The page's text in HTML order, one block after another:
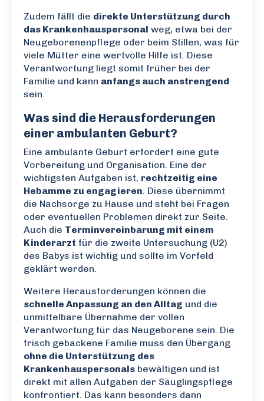
Zudem fällt die direkte Unterstützung durch
das Krankenhauspersonal weg, etwa bei der
Neugeborenenpflege oder beim Stillen, was für
viele Mütter eine wertvolle Hilfe ist. Diese
Verantwortung liegt somit früher bei der
Familie und kann anfangs auch anstrengend
sein.
Was sind die Herausforderungen
einer ambulanten Geburt?
Eine ambulante Geburt erfordert eine gute
Vorbereitung und Organisation. Eine der
wichtigsten Aufgaben ist, rechtzeitig eine
Hebamme zu engagieren . Diese übernimmt
die Nachsorge zu Hause und steht bei Fragen
oder eventuellen Problemen direkt zur Seite.
Auch die Terminvereinbarung mit einem
Kinderarzt für die zweite Untersuchung (U2)
des Babys ist wichtig und sollte im Vorfeld
geklärt werden.
Weitere Herausforderungen können die
schnelle Anpassung an den Alltag und die
unmittelbare Übernahme der vollen
Verantwortung für das Neugeborene sein. Die
frisch gebackene Familie muss den Übergang
ohne die Unterstützung des
Krankenhauspersonals bewältigen und ist
direkt mit allen Aufgaben der Säuglingspflege
konfrontiert. Das kann besonders dann